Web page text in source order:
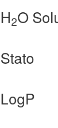
2O